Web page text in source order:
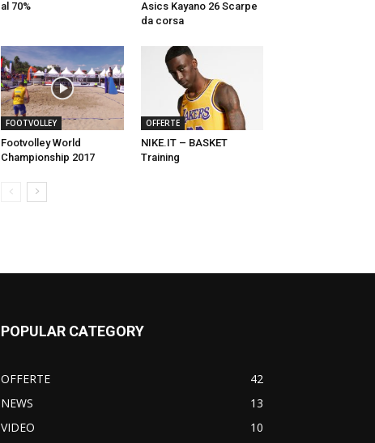
al 70%
Asics Kayano 26 Scarpe
da corsa
FOOTVOLLEY
Footvolley World
Championship 2017
OFFERTE
NIKE.IT – BASKET
Training
POPULAR CATEGORY
OFFERTE
42
NEWS
13
VIDEO
10